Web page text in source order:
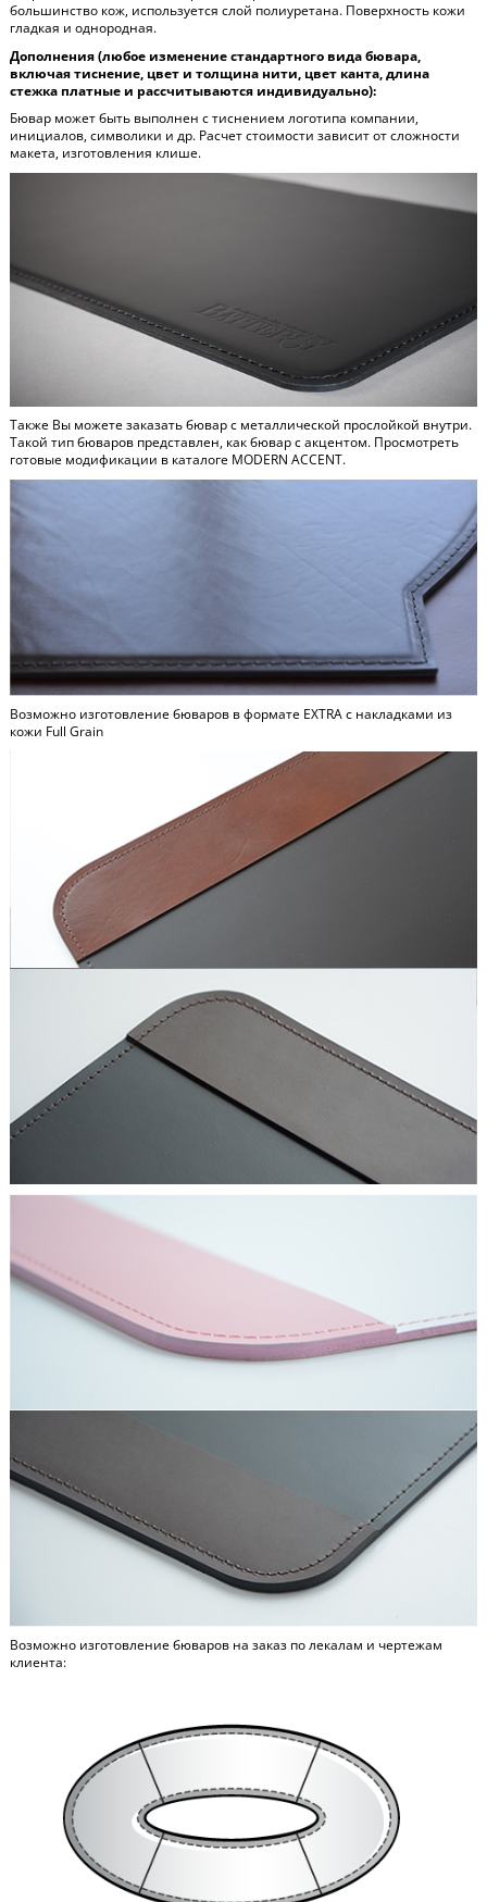
большинство кож, используется слой полиуретана. Поверхность кожи
гладкая и однородная.
Дополнения (любое изменение стандартного вида бювара,
включая тиснение, цвет и толщина нити, цвет канта, длина
стежка платные и рассчитываются индивидуально):
Бювар может быть выполнен с тиснением логотипа компании,
инициалов, символики и др. Расчет стоимости зависит от сложности
макета, изготовления клише.
Также Вы можете заказать бювар с металлической прослойкой внутри.
Такой тип бюваров представлен, как бювар с акцентом. Просмотреть
готовые модификации в каталоге MODERN ACCENT.
Возможно изготовление бюваров в формате EXTRAc накладками из
кожи Full Grain
Возможно изготовление бюваров на заказ по лекалам и чертежам
клиента: